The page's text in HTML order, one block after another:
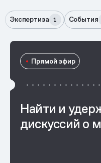
Экспертиза 1 События
Прямой эфир
Найти и
дискуссий о